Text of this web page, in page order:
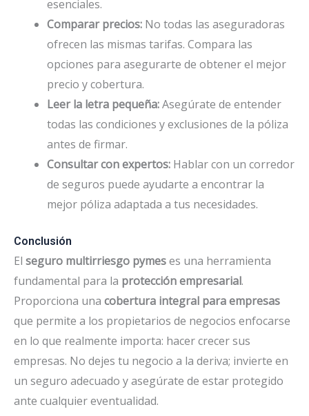
esenciales.
Comparar precios: No todas las aseguradoras
ofrecen las mismas tarifas. Compara las
opciones para asegurarte de obtener el mejor
precio y cobertura.
Leer la letra pequeña:Asegúrate de entender
todas las condiciones y exclusiones de la póliza
antes de firmar.
Consultar con expertos: Hablar con un corredor
de seguros puede ayudarte a encontrar la
mejor póliza adaptada a tus necesidades.
Conclusión
El seguro multirriesgo pymeses una herramienta
fundamental para la protección empresarial.
Proporciona una cobertura integral para empresas
que permite a los propietarios de negocios enfocarse
en lo que realmente importa: hacer crecer sus
empresas. No dejes tu negocio a la deriva; invierte en
un seguro adecuado y asegúrate de estar protegido
ante cualquier eventualidad.